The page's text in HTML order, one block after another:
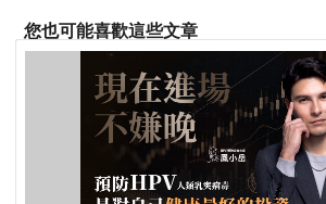
您也可能喜歡這些文章